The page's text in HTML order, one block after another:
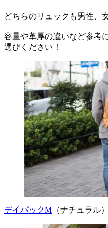
どちらのリュックも男性、
容量や革厚の違いなど参考
選びください！
デイパックM （ナチュラル